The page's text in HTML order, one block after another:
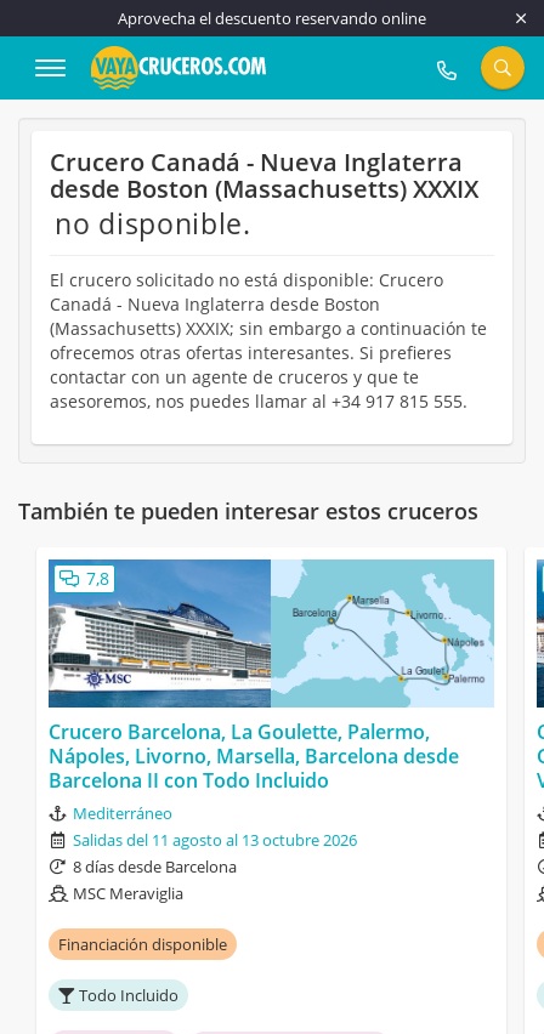
Aprovecha el descuento reservando online
917 815 555
Crucero Canadá - Nueva Inglaterra
desde Boston (Massachusetts) XXXIX
no disponible.
El crucero solicitado no está disponible: Crucero
Canadá - Nueva Inglaterra desde Boston
(Massachusetts) XXXIX; sin embargo a continuación te
ofrecemos otras ofertas interesantes. Si prefieres
contactar con un agente de cruceros y que te
asesoremos, nos puedes llamar al +34 917 815 555.
También te pueden interesar estos cruceros
7,8
Crucero Barcelona, La Goulette, Palermo,
Nápoles, Livorno, Marsella, Barcelona desde
Barcelona II con Todo Incluido
Mediterráneo
Salidas del 11 agosto al 13 octubre 2026
8 días desde Barcelona
MSC Meraviglia
Financiación disponible
Todo Incluido